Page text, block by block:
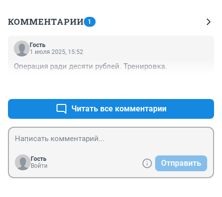
КОММЕНТАРИИ 1
Гость
1 июля 2025, 15:52
Операция ради десяти рублей. Тренировка.
Читать все комментарии
Гость
Войти
Отправить